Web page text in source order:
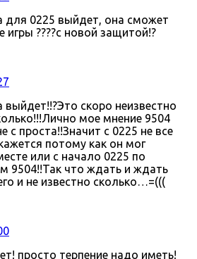
для 0225 выйдет, она сможет
игры ????с новой защитой!?
выйдет!!?Это скоро неизвестно
мое мнение 9504
с проста!!Значит с 0225 не все
потому как он мог
или с начало 0225 по
9504!!Так что ждать и ждать
и не известно сколько…=(((
просто терпение надо иметь!